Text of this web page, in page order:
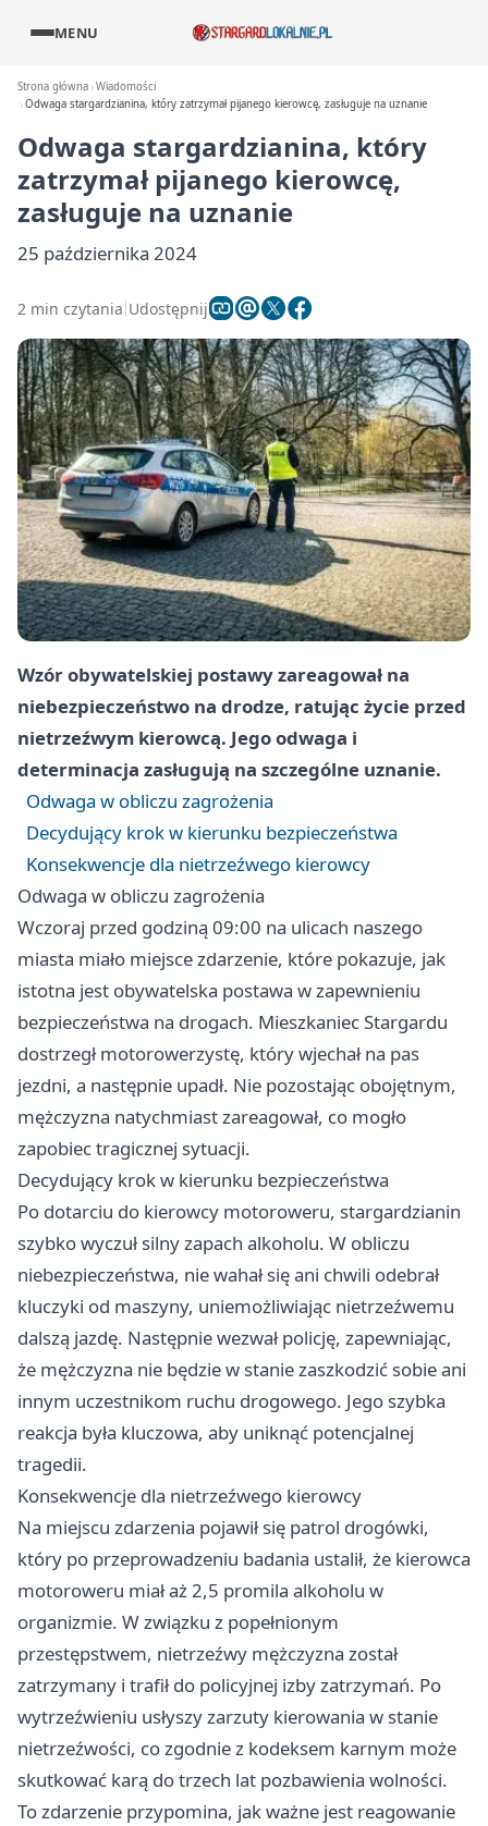
MENU
Strona główna Wiadomości
Odwaga stargardzianina, który zatrzymał pijanego kierowcę, zasługuje na uznanie
Odwaga stargardzianina, który
zatrzymał pijanego kierowcę,
zasługuje na uznanie
25 października 2024
2 min czytania Udostępnij
Wzór obywatelskiej postawy zareagował na
niebezpieczeństwo na drodze, ratując życie przed
nietrzeźwym kierowcą. Jego odwaga i
determinacja zasługują na szczególne uznanie.
Odwaga w obliczu zagrożenia
Decydujący krok w kierunku bezpieczeństwa
Konsekwencje dla nietrzeźwego kierowcy
Odwaga w obliczu zagrożenia
Wczoraj przed godziną 09:00 na ulicach naszego
miasta miało miejsce zdarzenie, które pokazuje, jak
istotna jest obywatelska postawa w zapewnieniu
bezpieczeństwa na drogach. Mieszkaniec Stargardu
dostrzegł motorowerzystę, który wjechał na pas
jezdni, a następnie upadł. Nie pozostając obojętnym,
mężczyzna natychmiast zareagował, co mogło
zapobiec tragicznej sytuacji.
Decydujący krok w kierunku bezpieczeństwa
Po dotarciu do kierowcy motoroweru, stargardzianin
szybko wyczuł silny zapach alkoholu. W obliczu
niebezpieczeństwa, nie wahał się ani chwili odebrał
kluczyki od maszyny, uniemożliwiając nietrzeźwemu
dalszą jazdę. Następnie wezwał policję, zapewniając,
że mężczyzna nie będzie w stanie zaszkodzić sobie ani
innym uczestnikom ruchu drogowego. Jego szybka
reakcja była kluczowa, aby uniknąć potencjalnej
tragedii.
Konsekwencje dla nietrzeźwego kierowcy
Na miejscu zdarzenia pojawił się patrol drogówki,
który po przeprowadzeniu badania ustalił, że kierowca
motoroweru miał aż 2,5 promila alkoholu w
organizmie. W związku z popełnionym
przestępstwem, nietrzeźwy mężczyzna został
zatrzymany i trafił do policyjnej izby zatrzymań. Po
wytrzeźwieniu usłyszy zarzuty kierowania w stanie
nietrzeźwości, co zgodnie z kodeksem karnym może
skutkować karą do trzech lat pozbawienia wolności.
To zdarzenie przypomina, jak ważne jest reagowanie